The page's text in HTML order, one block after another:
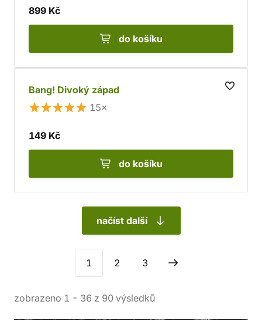
899 Kč
do košíku
Bang! Divoký západ
15×
149 Kč
do košíku
načíst další
1 2 3
zobrazeno 1 - 36 z 90 výsledků